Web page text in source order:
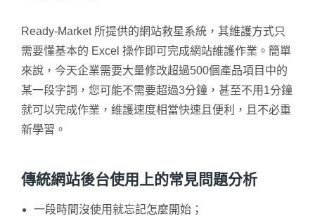
Ready-Market 所提供的網站救星系統，其維護方式只
需要懂基本的 Excel 操作即可完成網站維護作業。簡單
來說，今天企業需要大量修改超過500個產品項目中的
某一段字詞，您可能不需要超過3分鐘，甚至不用1分鐘
就可以完成作業，維護速度相當快速且便利，且不必重
新學習。
傳統網站後台使用上的常見問題分析
一段時間沒使用就忘記怎麼開始；